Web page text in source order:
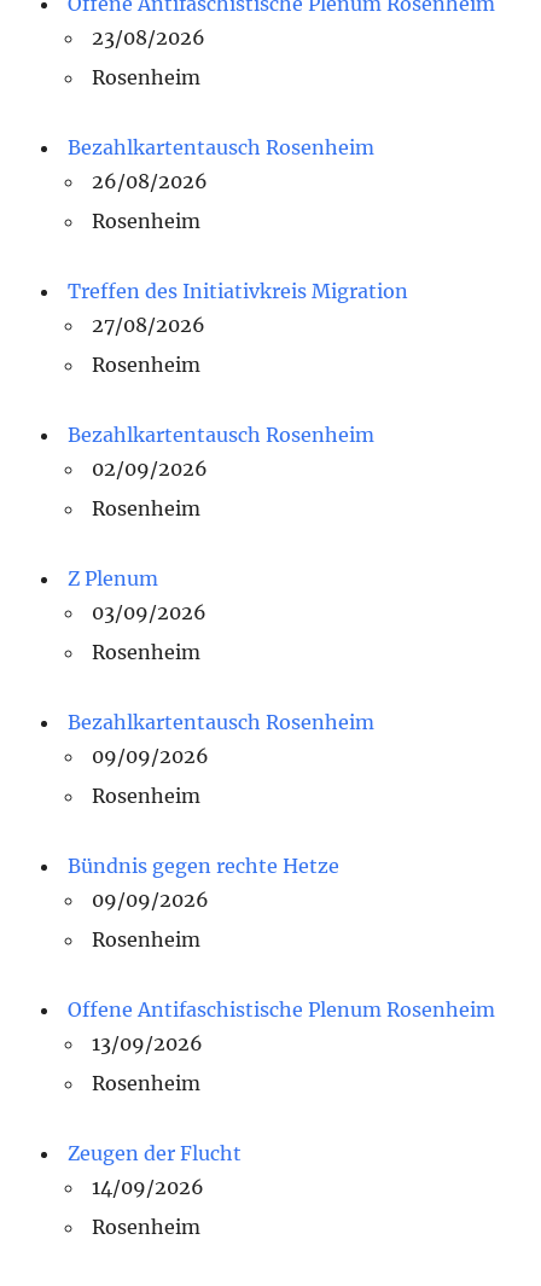
23/08/2026
Rosenheim
Bezahlkartentausch Rosenheim
26/08/2026
Rosenheim
Treffen des Initiativkreis Migration
27/08/2026
Rosenheim
Bezahlkartentausch Rosenheim
02/09/2026
Rosenheim
Z Plenum
03/09/2026
Rosenheim
Bezahlkartentausch Rosenheim
09/09/2026
Rosenheim
Bündnis gegen rechte Hetze
09/09/2026
Rosenheim
Offene Antifaschistische Plenum Rosenheim
13/09/2026
Rosenheim
Zeugen der Flucht
14/09/2026
Rosenheim